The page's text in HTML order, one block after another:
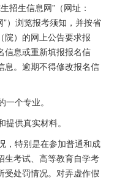
招生信息网”（网址：
”）浏览报考须知，并按省
院）的网上公告要求报
信息或重新填报报名信
息。逾期不得修改报名信
个专业。
供真实材料。
，特别是在参加普通和成
生考试、高等教育自学考
受处罚情况。对弄虚作假